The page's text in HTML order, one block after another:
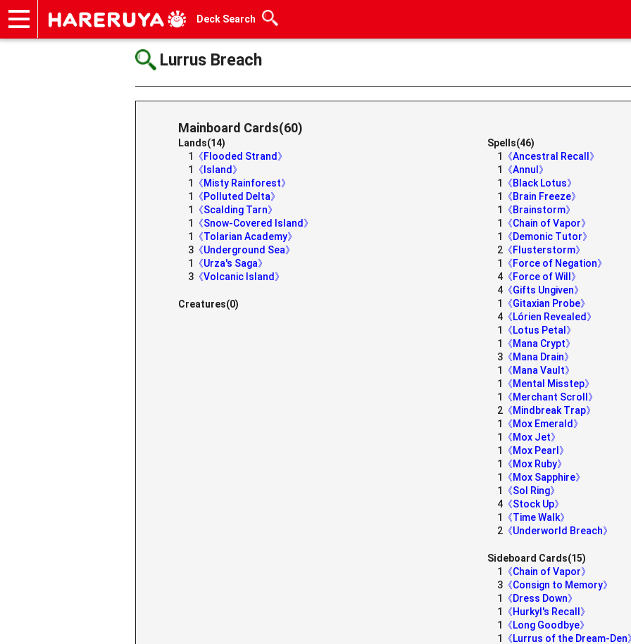
Deck Search
Lurrus Breach
Mainboard Cards(60)
Lands(14)
1
《Flooded Strand》
1
《Island》
1
《Misty Rainforest》
1
《Polluted Delta》
1
《Scalding Tarn》
1
《Snow-Covered Island》
1
《Tolarian Academy》
3 《Underground Sea》
1
《Urza's Saga》
3 《Volcanic Island》
Creatures(0)
Spells(46)
1
《Ancestral Recall》
1
《Annul》
1
《Black Lotus》
1
《Brain Freeze》
1
《Brainstorm》
1
《Chain of Vapor》
1
《Demonic Tutor》
2 《Flusterstorm》
1
《Force of Negation》
4 《Force of Will》
4 《Gifts Ungiven》
1
《Gitaxian Probe》
4 《Lórien Revealed》
1
《Lotus Petal》
1
《Mana Crypt》
3 《Mana Drain》
1
《Mana Vault》
1
《Mental Misstep》
1
《Merchant Scroll》
2 《Mindbreak Trap》
1
《Mox Emerald》
1
《Mox Jet》
1
《Mox Pearl》
1
《Mox Ruby》
1
《Mox Sapphire》
1
《Sol Ring》
4 《Stock Up》
1
《Time Walk》
2 《Underworld Breach》
Sideboard Cards(15)
1
《Chain of Vapor》
3 《Consign to Memory》
1
《Dress Down》
1
《Hurkyl's Recall》
1
《Long Goodbye》
1
《Lurrus of the Dream-Den》